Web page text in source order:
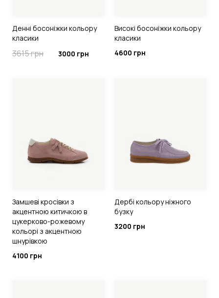
Денні босоніжки кольору
класики
3615 грн 3000 грн
Високі босоніжки кольору
класики
4600 грн
Замшеві кросівки з
акцентною китичкою в
цукерково-рожевому
кольорі з акцентною
шнурівкою
4100 грн
Дербі кольору ніжного
бузку
3200 грн